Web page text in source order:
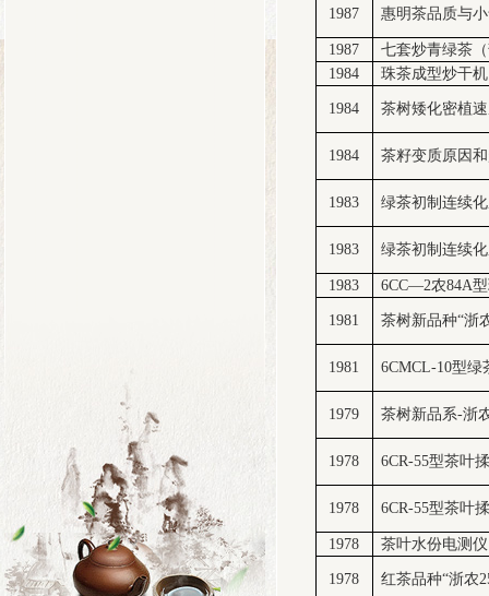
1987 惠明茶品质与
1987
七套炒青绿茶
1984
珠茶成型炒干机
1984 茶树矮化密植
1984 茶籽变质原因
1983 绿茶初制连续
1983 绿茶初制连续
1983 6CC—2农84A
1981 茶树新品种“浙
1981 6CMCL-10型绿
1979 茶树新品系-浙
1978 6CR-55型茶叶
1978 6CR-55型茶叶
1978 茶叶水份电测仪
1978 红茶品种“浙农